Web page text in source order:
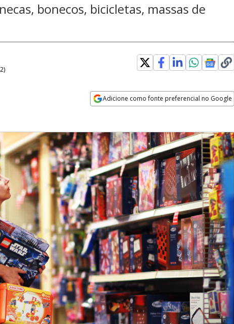
bonecos, bicicletas, massas de
)
Adicione como fonte preferencial no Google